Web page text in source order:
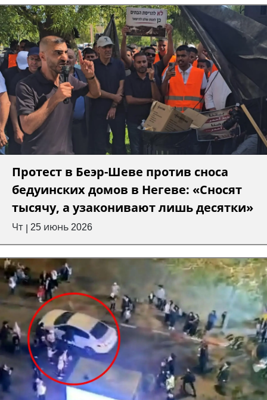
Протест в Беэр-Шеве против сноса
бедуинских домов в Негеве: «Сносят
тысячу, а узаконивают лишь десятки»
Чт 25 июнь 2026